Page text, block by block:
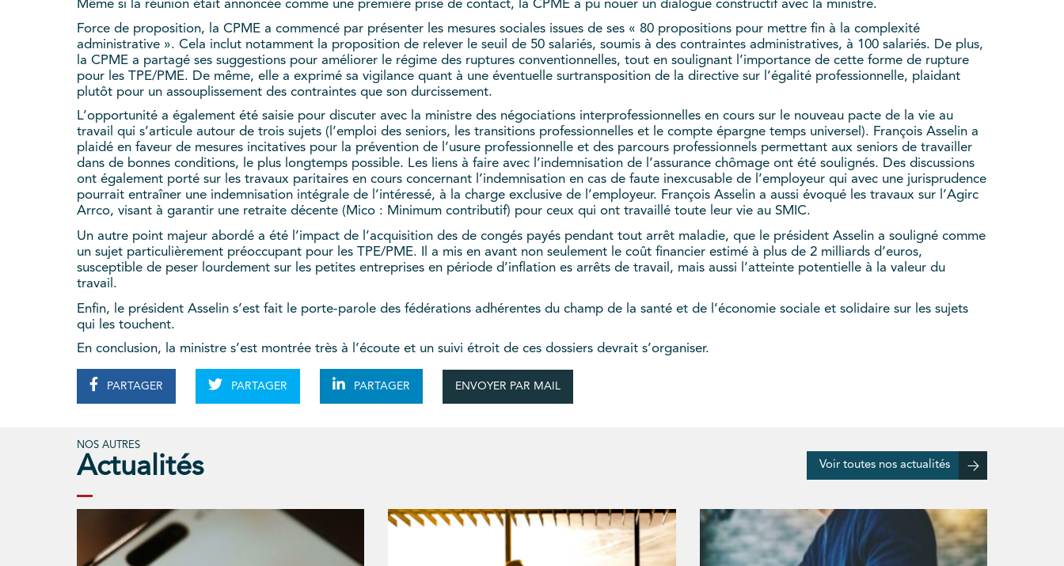
Même si la réunion était annoncée comme une première prise de contact, la CPME a pu nouer un dialogue constructif avec la ministre.
Force de proposition, la CPME a commencé par présenter les mesures sociales issues de ses « 80 propositions pour mettre fin à la complexité
administrative ». Cela inclut notamment la proposition de relever le seuil de 50 salariés, soumis à des contraintes administratives, à 100 salariés. De plus,
la CPME a partagé ses suggestions pour améliorer le régime des ruptures conventionnelles, tout en soulignant l’importance de cette forme de rupture
pour les TPE/PME. De même, elle a exprimé sa vigilance quant à une éventuelle surtransposition de la directive sur l’égalité professionnelle, plaidant
plutôt pour un assouplissement des contraintes que son durcissement.
L’opportunité a également été saisie pour discuter avec la ministre des négociations interprofessionnelles en cours sur le nouveau pacte de la vie au
travail qui s’articule autour de trois sujets (l’emploi des seniors, les transitions professionnelles et le compte épargne temps universel). François Asselin a
plaidé en faveur de mesures incitatives pour la prévention de l’usure professionnelle et des parcours professionnels permettant aux seniors de travailler
dans de bonnes conditions, le plus longtemps possible. Les liens à faire avec l’indemnisation de l’assurance chômage ont été soulignés. Des discussions
ont également porté sur les travaux paritaires en cours concernant l’indemnisation en cas de faute inexcusable de l’employeur qui avec une jurisprudence
pourrait entraîner une indemnisation intégrale de l’intéressé, à la charge exclusive de l’employeur. François Asselin a aussi évoqué les travaux sur l’Agirc
Arrco, visant à garantir une retraite décente (Mico : Minimum contributif) pour ceux qui ont travaillé toute leur vie au SMIC.
Un autre point majeur abordé a été l’impact de l’acquisition des de congés payés pendant tout arrêt maladie, que le président Asselin a souligné comme
un sujet particulièrement préoccupant pour les TPE/PME. Il a mis en avant non seulement le coût financier estimé à plus de 2 milliards d’euros,
susceptible de peser lourdement sur les petites entreprises en période d’inflation es arrêts de travail, mais aussi l’atteinte potentielle à la valeur du
travail.
Enfin, le président Asselin s’est fait le porte-parole des fédérations adhérentes du champ de la santé et de l’économie sociale et solidaire sur les sujets
qui les touchent.
En conclusion, la ministre s’est montrée très à l’écoute et un suivi étroit de ces dossiers devrait s’organiser.
PARTAGER PARTAGER PARTAGER ENVOYER PAR MAIL
NOS AUTRES
Actualités Voir toutes nos actualités